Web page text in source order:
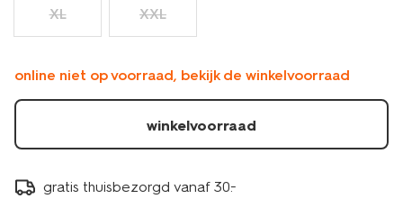
XL XXL
online niet op voorraad, bekijk de winkelvoorraad
winkelvoorraad
gratis thuisbezorgd vanaf 30.-